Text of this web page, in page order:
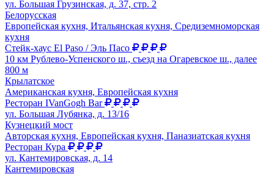
ул. Большая Грузинская, д. 37, стр. 2
Белорусская
Европейская кухня, Итальянская кухня, Средиземноморская
кухня
Стейк-хаус El Paso / Эль Пасо
10 км Рублево-Успенcкого ш., съезд на Огаревское ш., далее
800 м
Крылатское
Американская кухня, Европейская кухня
Ресторан IVanGogh Bar
ул. Большая Лубянка, д. 13/16
Кузнецкий мост
Авторская кухня, Европейская кухня, Паназиатская кухня
Ресторан Кура
ул. Кантемировская, д. 14
Кантемировская